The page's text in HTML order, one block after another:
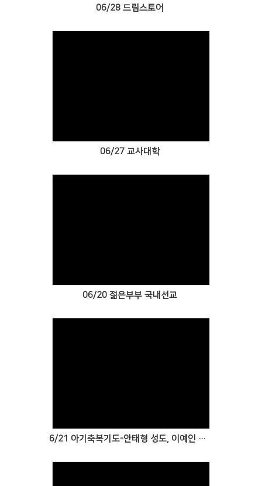
06/28 드림스토어
06/27 교사대학
06/20 젊은부부 국내선교
6/21 아기축복기도-안태형 성도, 이예인 성도의 아들 안단테